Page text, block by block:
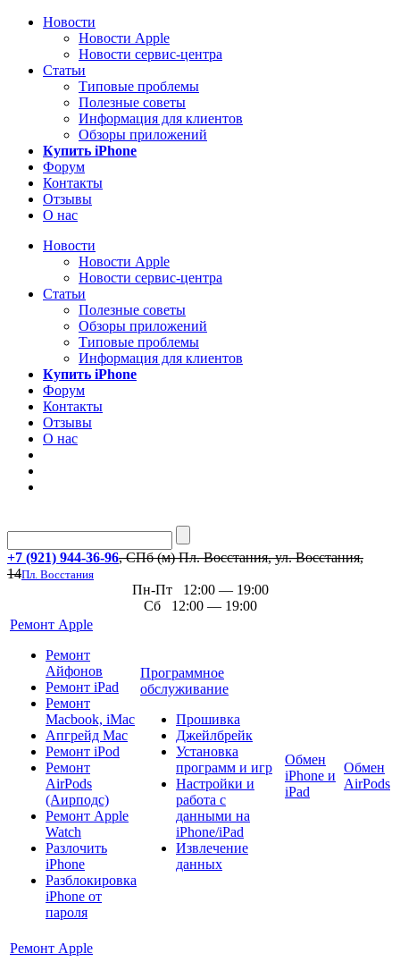
Новости
Новости Apple
Новости сервис-центра
Статьи
Типовые проблемы
Полезные советы
Информация для клиентов
Обзоры приложений
Купить iPhone
Форум
Контакты
Отзывы
О нас
Новости
Новости Apple
Новости сервис-центра
Статьи
Полезные советы
Обзоры приложений
Типовые проблемы
Информация для клиентов
Купить iPhone
Форум
Контакты
Отзывы
О нас
+7 (921) 944-36-96, СПб (м) Пл. Восстания, ул. Восстания,
14Пл. Восстания
Пн-Пт 12:00 — 19:00
Сб 12:00 — 19:00
Ремонт Apple
Ремонт
Айфонов
Ремонт iPad
Ремонт
Macbook, iMac
Апгрейд Mac
Ремонт iPod
Ремонт
AirPods
(Аирподс)
Ремонт Apple
Watch
Разлочить
iPhone
Разблокировка
iPhone от
пароля
Программное
обслуживание
Прошивка
Джейлбрейк
Установка
программ и игр
Настройки и
работа с
данными на
iPhone/iPad
Извлечение
данных
Обмен
iPhone и
iPad
Обмен
AirPods
Ремонт Apple